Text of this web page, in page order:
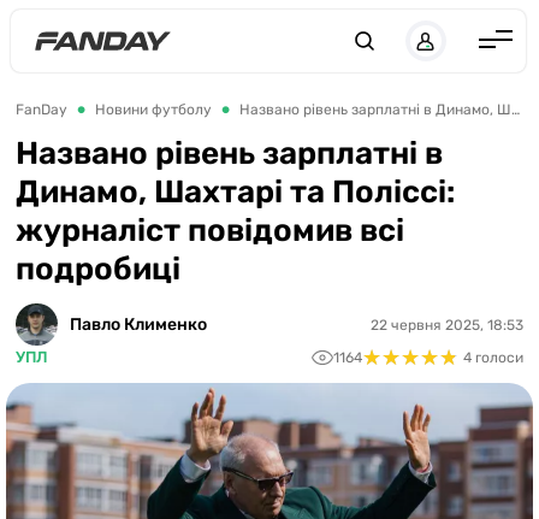
Англія
Іспанія
Німеччина
Італія
ЛЧ
ЧЕ-2028
Букмекери
FanDay Новини футболу Названо рівень зарплатні в Динамо, Шахтарі та Поліссі: журналіст повідомив всі подробиці
Названо рівень зарплатні в
Динамо, Шахтарі та Поліссі:
журналіст повідомив всі
подробиці
Павло Клименко
УПЛ
22 червня 2025, 18:53
1164★★★★★
★★★★★ 4 голоси